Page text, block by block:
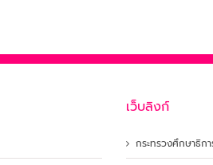
เว็บลิงก์
กระทรวงศึกษาธิก